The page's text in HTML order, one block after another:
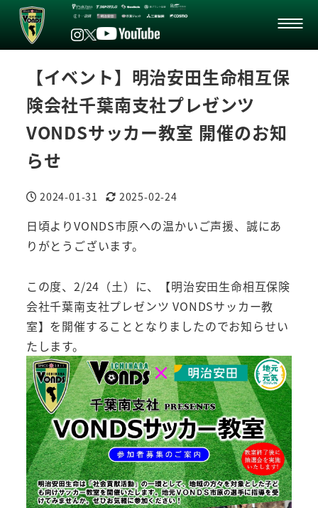
【イベント】明治安田生命相互保
険会社千葉南支社プレゼンツ
VONDSサッカー教室 開催のお知
らせ
投稿日
2024-01-31
更新日
2025-02-24
日頃よりVONDS市原への温かいご声援、誠にあ
りがとうございます。
この度、2/24（土）に、【明治安田生命相互保険
会社千葉南支社プレゼンツ VONDSサッカー教
室】を開催することとなりましたのでお知らせい
たします。